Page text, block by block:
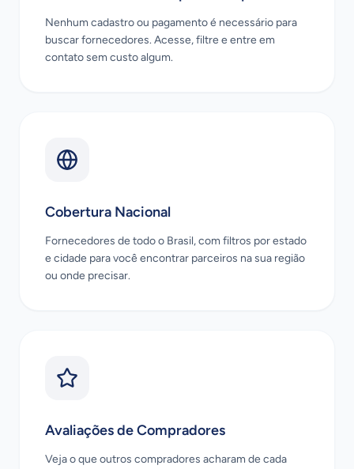
Nenhum cadastro ou pagamento é necessário para
buscar fornecedores. Acesse, filtre e entre em
contato sem custo algum.
Cobertura Nacional
Fornecedores de todo o Brasil, com filtros por estado
e cidade para você encontrar parceiros na sua região
ou onde precisar.
Avaliações de Compradores
Veja o que outros compradores acharam de cada